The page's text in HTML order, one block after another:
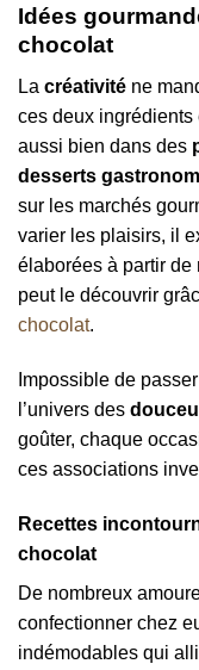
Idées
chocolat
La créativité ne
ces deux
aussi bien dans des
desserts
sur les marchés
varier les plaisirs, il
élaborées à partir de
peut le découvrir
chocolat.
Impossible de
l’univers des
goûter, chaque
ces associations
Recettes
chocolat
De nombreux
confectionner chez
indémodables qui